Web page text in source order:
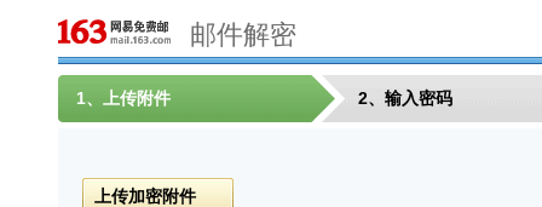
邮件解密
1、上传附件 2、输入密码
上传加密附件